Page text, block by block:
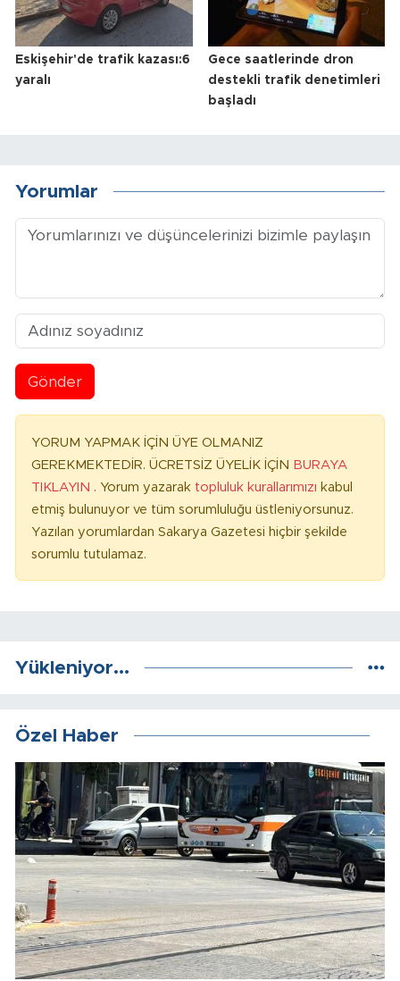
Eskişehir'de trafik kazası:6
yaralı
Gece saatlerinde dron
destekli trafik denetimleri
başladı
Yorumlar
Gönder
YORUM YAPMAK İÇİN ÜYE OLMANIZ
GEREKMEKTEDİR. ÜCRETSİZ ÜYELİK İÇİN BURAYA
TIKLAYIN . Yorum yazarak topluluk kurallarımızı kabul
etmiş bulunuyor ve tüm sorumluluğu üstleniyorsunuz.
Yazılan yorumlardan Sakarya Gazetesi hiçbir şekilde
sorumlu tutulamaz.
Yükleniyor...
Özel Haber